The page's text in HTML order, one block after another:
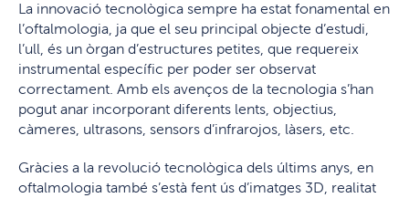
La innovació tecnològica sempre ha estat fonamental en
l’oftalmologia, ja que el seu principal objecte d’estudi,
l’ull, és un òrgan d’estructures petites, que requereix
instrumental específic per poder ser observat
correctament. Amb els avenços de la tecnologia s’han
pogut anar incorporant diferents lents, objectius,
càmeres, ultrasons, sensors d’infrarojos, làsers, etc.
Gràcies a la revolució tecnològica dels últims anys, en
oftalmologia també s’està fent ús d’imatges 3D, realitat